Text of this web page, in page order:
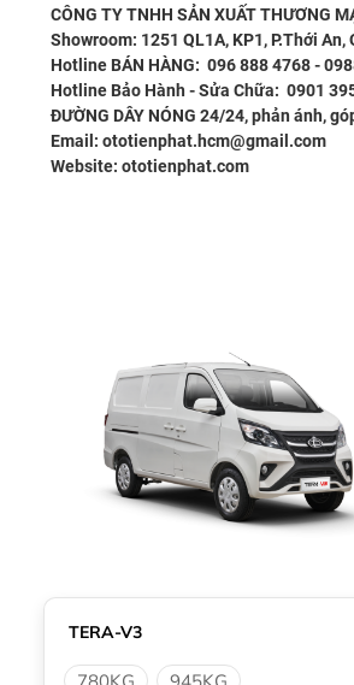
CÔNG TY TNHH SẢN XUẤT THƯƠNG
Showroom: 1251 QL1A, KP1, P.Thới An,
Hotline BÁN HÀNG: 096 888 4768 -
Hotline Bảo Hành - Sửa Chữa: 0901
ĐƯỜNG DÂY NÓNG 24/24, phản ánh,
Email: ototienphat.hcm@gmail.com
Website: ototienphat.com
TERA-V3